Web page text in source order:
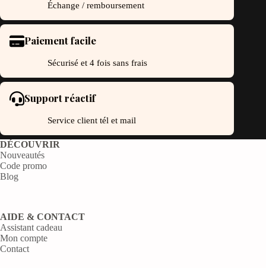
Échange / remboursement
Paiement facile
Sécurisé et 4 fois sans frais
Support réactif
Service client tél et mail
DÉCOUVRIR
Nouveautés
Code promo
Blog
AIDE & CONTACT
Assistant cadeau
Mon compte
Contact